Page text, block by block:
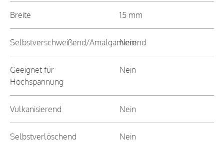
Breite 15 mm
Selbstverschweißend/Amalgamierend
Nein
Geeignet für
Hochspannung
Nein
Vulkanisierend Nein
Selbstverlöschend Nein